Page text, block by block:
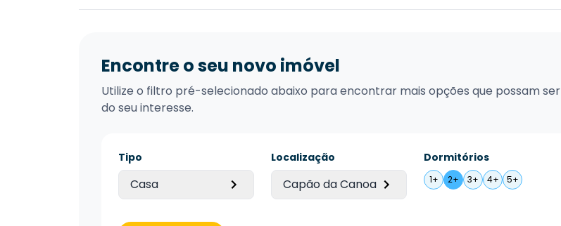
Encontre o seu novo imóvel
Utilize o filtro pré-selecionado abaixo para encontrar mais opções que possam ser
do seu interesse.
Tipo
Casa
Localização
Capão da Canoa
Dormitórios
1+ 2+ 3+ 4+ 5+